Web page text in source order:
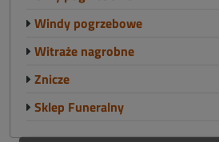
Windy pogrzebowe
Witraże nagrobne
Znicze
Sklep Funeralny